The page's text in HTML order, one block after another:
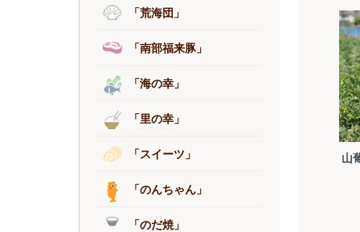
山
「荒海団」
「南部福来豚」
「海の幸」
「里の幸」
「スイーツ」
「のんちゃん」
「のだ焼」